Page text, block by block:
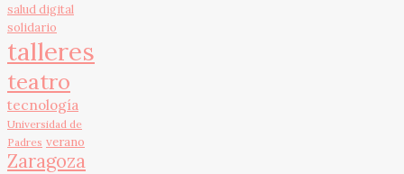
salud digital
solidario
talleres
teatro
tecnología
Universidad de
Padres verano
Zaragoza